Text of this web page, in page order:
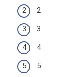
2
3
4
5